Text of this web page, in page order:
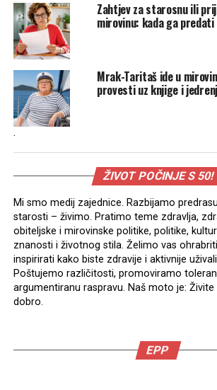
Zahtjev za starosnu ili
mirovinu: kada ga
Mrak-Taritaš ide u
provesti uz knjige i
.
ŽIVOT POČINJE S 50!
Mi smo medij zajednice. Razbijamo
starosti – živimo. Pratimo teme zdravlja,
obiteljske i mirovinske politike, politike,
znanosti i životnog stila. Želimo vas
inspirirati kako biste zdravije i aktivnije
Poštujemo različitosti, promoviramo
argumentiranu raspravu. Naš moto je:
dobro.
EPP